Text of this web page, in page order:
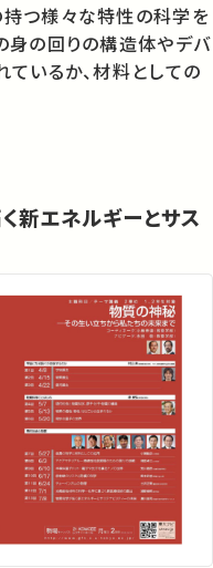
つ様々な特性の科学を
身の回りの構造体やデバ
いるか、材料としての